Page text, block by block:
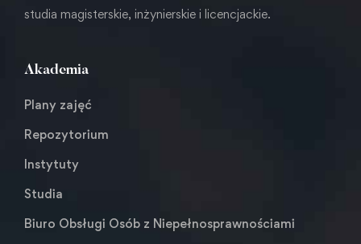
studia magisterskie, inżynierskie i licencjackie.
Akademia
Plany zajęć
Repozytorium
Instytuty
Studia
Biuro Obsługi Osób z Niepełnosprawnościami